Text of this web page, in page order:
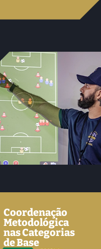
Coordenação
Metodológica
nas Categorias
de Base